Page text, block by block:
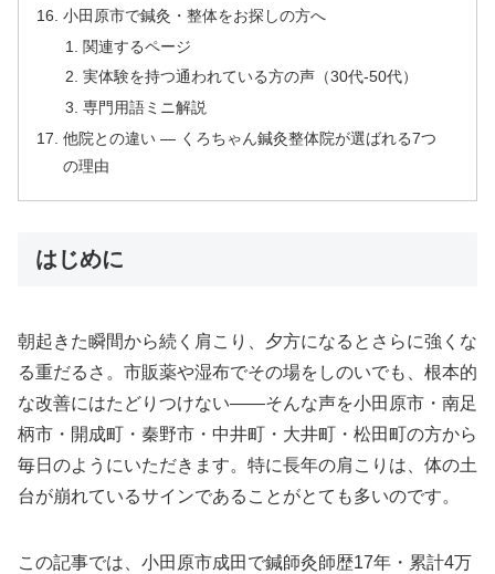
小田原市で鍼灸・整体をお探しの方へ
関連するページ
実体験を持つ通われている方の声（30代-50代）
専門用語ミニ解説
他院との違い — くろちゃん鍼灸整体院が選ばれる7つ
の理由
はじめに
朝起きた瞬間から続く肩こり、夕方になるとさらに強くな
る重だるさ。市販薬や湿布でその場をしのいでも、根本的
な改善にはたどりつけない——そんな声を小田原市・南足
柄市・開成町・秦野市・中井町・大井町・松田町の方から
毎日のようにいただきます。特に長年の肩こりは、体の土
台が崩れているサインであることがとても多いのです。
この記事では、小田原市成田で鍼師灸師歴17年・累計4万